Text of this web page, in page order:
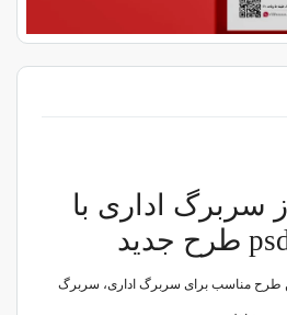
سربرگ اداری با
طرح مناسب برای سربرگ اداری، سربرگ